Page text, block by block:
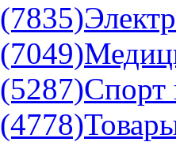
(7835)
(7049)
(5287)Спорт
(4778)